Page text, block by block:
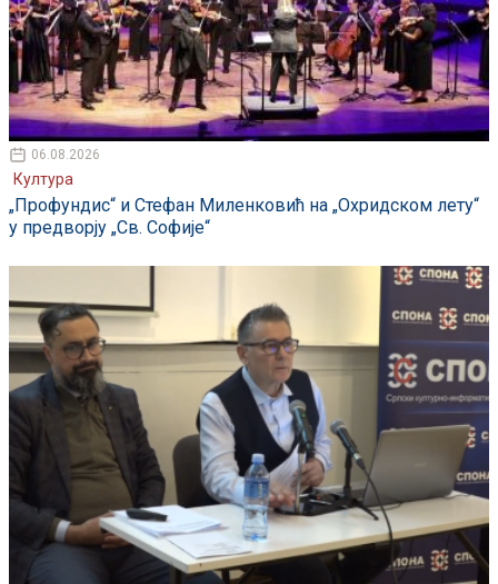
06.08.2026
Култура
„Профундис“ и Стефан Миленковић на „Охридском лету“
у предворју „Св. Софије“